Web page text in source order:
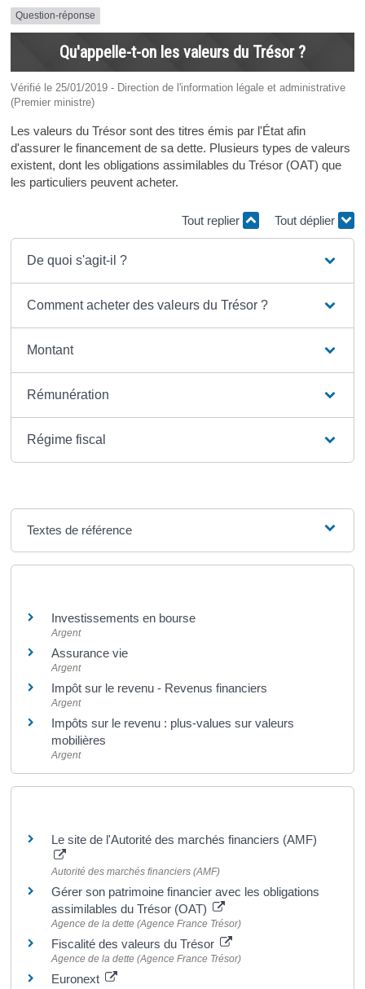
Question-réponse
Qu'appelle-t-on les valeurs du Trésor ?
Vérifié le 25/01/2019 - Direction de l'information légale et administrative
(Premier ministre)
Les valeurs du Trésor sont des titres émis par l'État afin
d'assurer le financement de sa dette. Plusieurs types de valeurs
existent, dont les obligations assimilables du Trésor (OAT) que
les particuliers peuvent acheter.
Tout replier Tout déplier
De quoi s'agit-il ?
Comment acheter des valeurs du Trésor ?
Montant
Rémunération
Régime fiscal
Textes de référence
Investissements en bourse
Argent
Assurance vie
Argent
Impôt sur le revenu - Revenus financiers
Argent
Impôts sur le revenu : plus-values sur valeurs
mobilières
Argent
Le site de l'Autorité des marchés financiers (AMF)
Autorité des marchés financiers (AMF)
Gérer son patrimoine financier avec les obligations
assimilables du Trésor (OAT)
Agence de la dette (Agence France Trésor)
Fiscalité des valeurs du Trésor
Agence de la dette (Agence France Trésor)
Euronext